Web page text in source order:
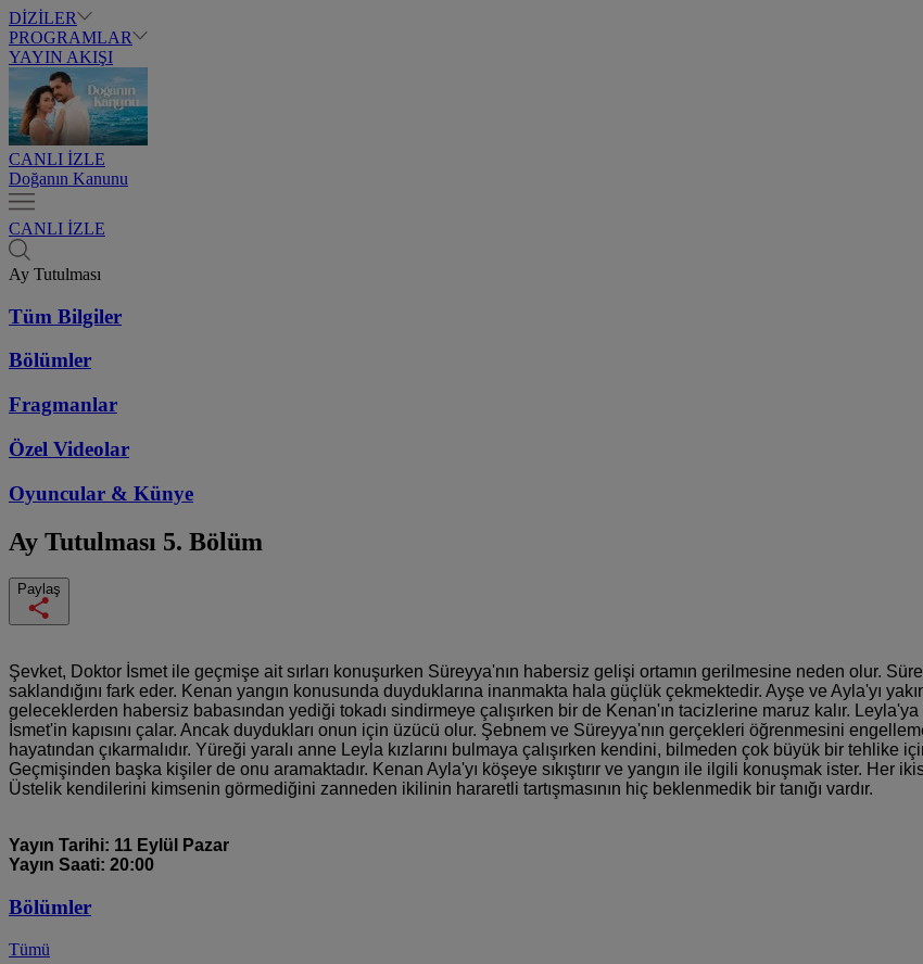
DİZİLER
PROGRAMLAR
YAYIN AKIŞI
CANLI İZLE
Doğanın Kanunu
CANLI İZLE
Ay Tutulması
Tüm Bilgiler
Bölümler
Fragmanlar
Özel Videolar
Oyuncular & Künye
Ay Tutulması 5. Bölüm
Paylaş
Şevket, Doktor İsmet ile geçmişe ait sırları konuşurken Süreyya'nın habersiz gelişi ortamın gerilmesine neden olur.
saklandığını fark eder. Kenan yangın konusunda duyduklarına inanmakta hala güçlük çekmektedir. Ayşe ve Ayla'yı
geleceklerden habersiz babasından yediği tokadı sindirmeye çalışırken bir de Kenan'ın tacizlerine maruz kalır.
İsmet'in kapısını çalar. Ancak duydukları onun için üzücü olur. Şebnem ve Süreyya'nın gerçekleri öğrenmesini
hayatından çıkarmalıdır. Yüreği yaralı anne Leyla kızlarını bulmaya çalışırken kendini, bilmeden çok büyük bir tehlike
Geçmişinden başka kişiler de onu aramaktadır. Kenan Ayla'yı köşeye sıkıştırır ve yangın ile ilgili konuşmak ister. Her
Üstelik kendilerini kimsenin görmediğini zanneden ikilinin hararetli tartışmasının hiç beklenmedik bir tanığı vardır.
Yayın Tarihi: 11 Eylül Pazar
Yayın Saati: 20:00
Bölümler
Tümü